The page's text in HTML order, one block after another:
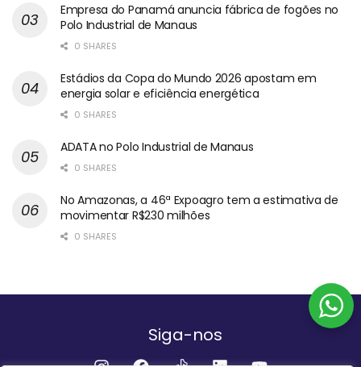
Empresa do Panamá anuncia fábrica de fogões no
Polo Industrial de Manaus
0 SHARES
Estádios da Copa do Mundo 2026 apostam em
energia solar e eficiência energética
0 SHARES
ADATA no Polo Industrial de Manaus
0 SHARES
No Amazonas, a 46ª Expoagro tem a estimativa de
movimentar R$230 milhões
0 SHARES
Siga-nos